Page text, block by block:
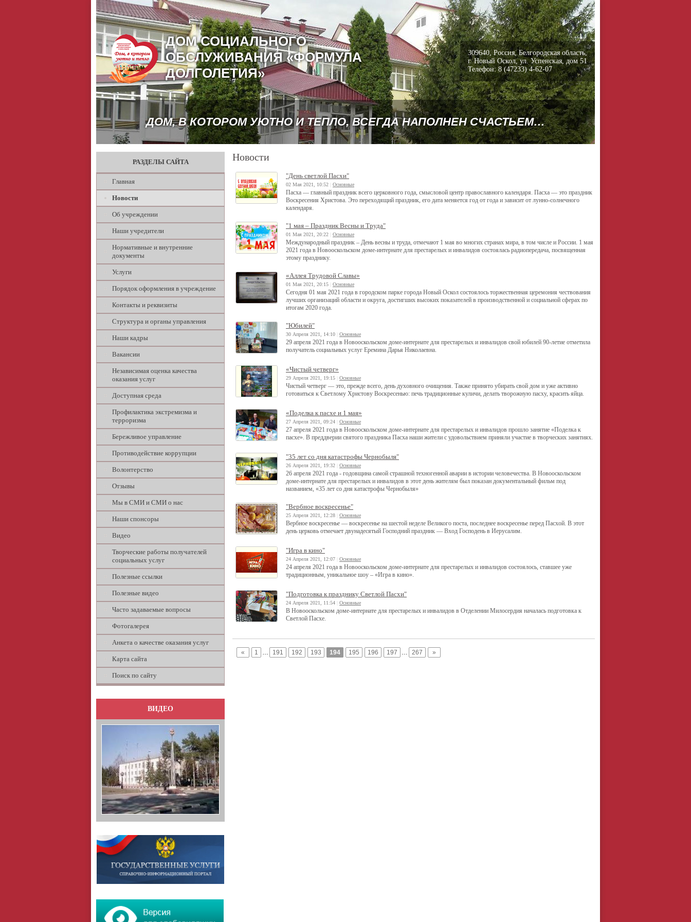
ДОМ СОЦИАЛЬНОГО
ОБСЛУЖИВАНИЯ «ФОРМУЛА
ДОЛГОЛЕТИЯ»
309640, Россия, Белгородская область,
г. Новый Оскол, ул. Успенская, дом 51
Телефон: 8 (47233) 4-62-07
ДОМ, В КОТОРОМ УЮТНО И ТЕПЛО, ВСЕГДА НАПОЛНЕН СЧАСТЬЕМ…
РАЗДЕЛЫ САЙТА
Главная
Новости
Об учреждении
Наши учредители
Нормативные и внутренние
документы
Услуги
Порядок оформления в учреждение
Контакты и реквизиты
Структура и органы управления
Наши кадры
Вакансии
Независимая оценка качества
оказания услуг
Доступная среда
Профилактика экстремизма и
терроризма
Бережливое управление
Противодействие коррупции
Волонтерство
Отзывы
Мы в СМИ и СМИ о нас
Наши спонсоры
Видео
Творческие работы получателей
социальных услуг
Полезные ссылки
Полезные видео
Часто задаваемые вопросы
Фотогалерея
Анкета о качестве оказания услуг
Карта сайта
Поиск по сайту
ВИДЕО
Новости
"День светлой Пасхи"
02 Мая 2021, 10:52 Основные
Пасха — главный праздник всего церковного года, смысловой центр православного календаря. Пасха — это праздник
Воскресения Христова. Это переходящий праздник, его дата меняется год от года и зависит от лунно-солнечного
календаря.
"1 мая – Праздник Весны и Труда"
01 Мая 2021, 20:22 Основные
Международный праздник – День весны и труда, отмечают 1 мая во многих странах мира, в том числе и России. 1 мая
2021 года в Новооскольском доме-интернате для престарелых и инвалидов состоялась радиопередача, посвященная
этому празднику.
«Аллея Трудовой Славы»
01 Мая 2021, 20:15 Основные
Сегодня 01 мая 2021 года в городском парке города Новый Оскол состоялось торжественная церемония чествования
лучших организаций области и округа, достигших высоких показателей в производственной и социальной сферах по
итогам 2020 года.
"Юбилей"
30 Апреля 2021, 14:10 Основные
29 апреля 2021 года в Новооскольском доме-интернате для престарелых и инвалидов свой юбилей 90-летие отметила
получатель социальных услуг Еремина Дарья Николаевна.
«Чистый четверг»
29 Апреля 2021, 19:15 Основные
Чистый четверг — это, прежде всего, день духовного очищения. Также принято убирать свой дом и уже активно
готовиться к Светлому Христову Воскресенью: печь традиционные куличи, делать творожную пасху, красить яйца.
«Поделка к пасхе и 1 мая»
27 Апреля 2021, 09:24 Основные
27 апреля 2021 года в Новооскольском доме-интернате для престарелых и инвалидов прошло занятие «Поделка к
пасхе». В преддверии святого праздника Пасха наши жители с удовольствием приняли участие в творческих занятиях.
"35 лет со дня катастрофы Чернобыля"
26 Апреля 2021, 19:32 Основные
26 апреля 2021 года - годовщина самой страшной техногенной аварии в истории человечества. В Новооскольском
доме-интернате для престарелых и инвалидов в этот день жителям был показан документальный фильм под
названием, «35 лет со дня катастрофы Чернобыля»
"Вербное воскресенье"
25 Апреля 2021, 12:28 Основные
Вербное воскресенье — воскресенье на шестой неделе Великого поста, последнее воскресенье перед Пасхой. В этот
день церковь отмечает двунадесятый Господний праздник — Вход Господень в Иерусалим.
"Игра в кино"
24 Апреля 2021, 12:07 Основные
24 апреля 2021 года в Новооскольском доме-интернате для престарелых и инвалидов состоялось, ставшее уже
традиционным, уникальное шоу – «Игра в кино».
"Подготовка к празднику Светлой Пасхи"
24 Апреля 2021, 11:54 Основные
В Новооскольском доме-интернате для престарелых и инвалидов в Отделении Милосердия началась подготовка к
Светлой Пасхе.
« 1 … 191 192 193 194 195 196 197 … 267 »